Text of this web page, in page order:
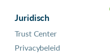
Juridisch
Trust Center
Privacybeleid